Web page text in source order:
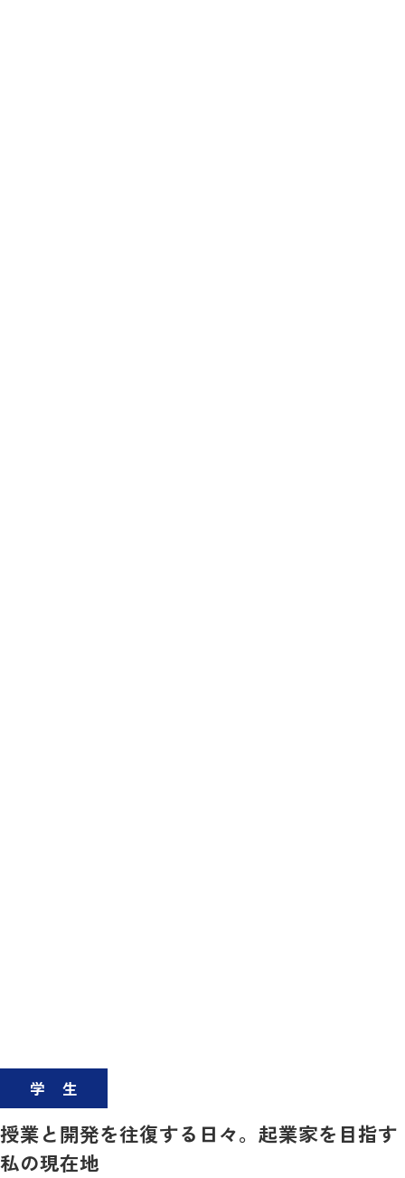
学生
授業と開発を往復する日々。起業家を目指す
私の現在地